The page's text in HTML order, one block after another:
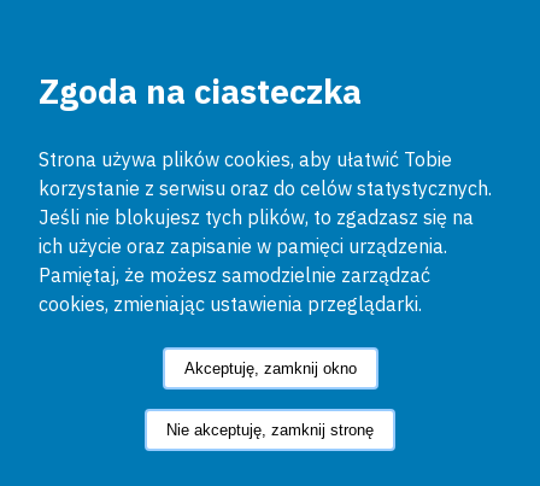
Zgoda na ciasteczka
Strona używa plików cookies, aby ułatwić Tobie
korzystanie z serwisu oraz do celów statystycznych.
Jeśli nie blokujesz tych plików, to zgadzasz się na
ich użycie oraz zapisanie w pamięci urządzenia.
Pamiętaj, że możesz samodzielnie zarządzać
cookies, zmieniając ustawienia przeglądarki.
Akceptuję, zamknij okno
Nie akceptuję, zamknij stronę